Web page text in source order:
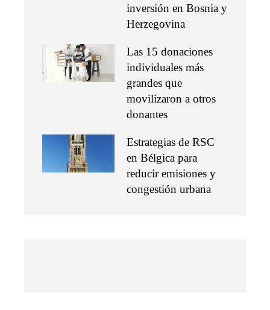
inversión en Bosnia y
Herzegovina
Las 15 donaciones
individuales más
grandes que
movilizaron a otros
donantes
Estrategias de RSC
en Bélgica para
reducir emisiones y
congestión urbana